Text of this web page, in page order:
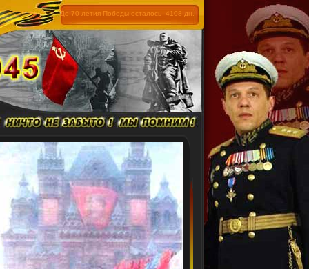
До 70-летия Победы осталось--4108 дн.